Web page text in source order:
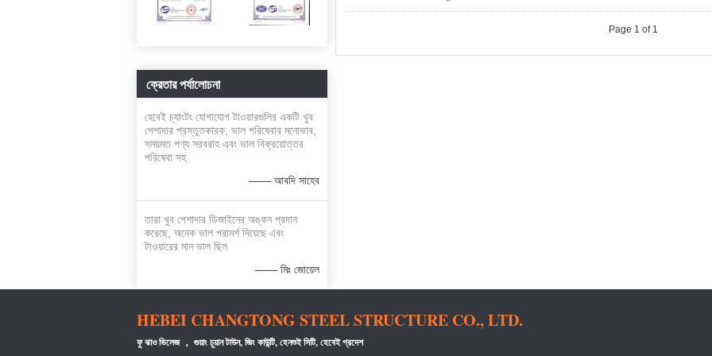
ক্রেতার পর্যালোচনা
হেবেই চ্যাংটং যোগাযোগ টাওয়ারগুলির একটি খুব
পেশাদার প্রস্তুতকারক, ভাল পরিষেবার মনোভাব,
সময়মত পণ্য সরবরাহ এবং ভাল বিক্রয়োত্তর
পরিষেবা সহ
—— আবদি সাহেব
তারা খুব পেশাদার ডিজাইনের অঙ্কন প্রদান
করেছে, অনেক ভাল পরামর্শ দিয়েছে এবং
টাওয়ারের মান ভাল ছিল
—— মিঃ জোয়েল
Page 1 of 1
HEBEI CHANGTONG STEEL STRUCTURE CO., LTD.
ফু ঝাও ভিলেজ ， গুয়াং চুয়ান টাউন, জিং কাউন্টি, হেনশুই সিটি, হেবেই প্রদেশ